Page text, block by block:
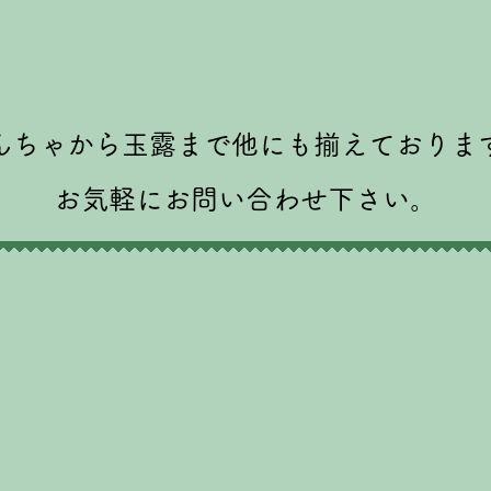
ちゃから玉露まで他にも揃えておりま
お気軽にお問い合わせ下さい。